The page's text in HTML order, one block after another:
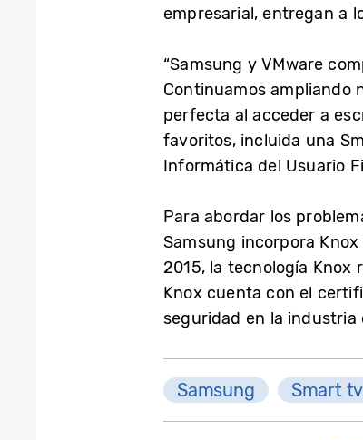
empresarial, entregan a
“Samsung y VMware
Continuamos ampliando
perfecta al acceder a
favoritos, incluida una
Informática del Usuario
Para abordar los
Samsung incorpora
2015, la tecnología
Knox cuenta con el
seguridad en la
Samsung Smart tv